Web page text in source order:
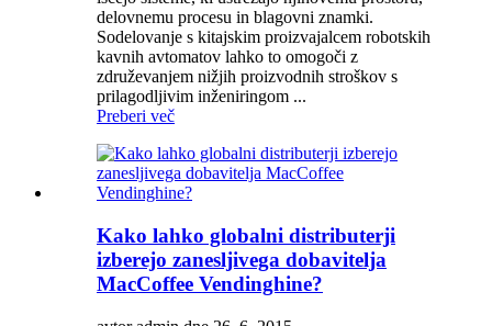
delovnemu procesu in blagovni znamki.
Sodelovanje s kitajskim proizvajalcem robotskih
kavnih avtomatov lahko to omogoči z
združevanjem nižjih proizvodnih stroškov s
prilagodljivim inženiringom ...
Preberi več
Kako lahko globalni distributerji
izberejo zanesljivega dobavitelja
MacCoffee Vendinghine?